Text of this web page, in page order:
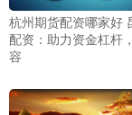
杭州期货配资哪家好
配资：助力资金杠杆
容